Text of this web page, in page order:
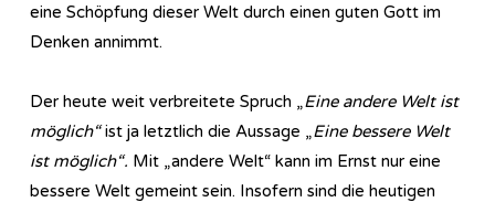
eine Schöpfung dieser Welt durch einen guten Gott im
Denken annimmt.
Der heute weit verbreitete Spruch „Eine andere Welt ist
möglich“ist ja letztlich die Aussage „Eine bessere Welt
ist möglich“. Mit „andere Welt“ kann im Ernst nur eine
bessere Welt gemeint sein. Insofern sind die heutigen